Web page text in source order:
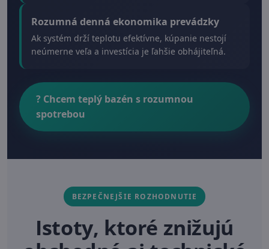
Rozumná denná ekonomika prevádzky
Ak systém drží teplotu efektívne, kúpanie nestojí
neúmerne veľa a investícia je ľahšie obhájiteľná.
?️ Chcem teplý bazén s rozumnou
spotrebou
BEZPEČNEJŠIE ROZHODNUTIE
Istoty, ktoré znižujú